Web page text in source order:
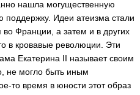
нашла могущественную
Идеи атеизма стали
во Франции, а затем и в других
в кровавые революции. Эти
Екатерина II называет своим
не могло быть иным
то время в юности этот образ